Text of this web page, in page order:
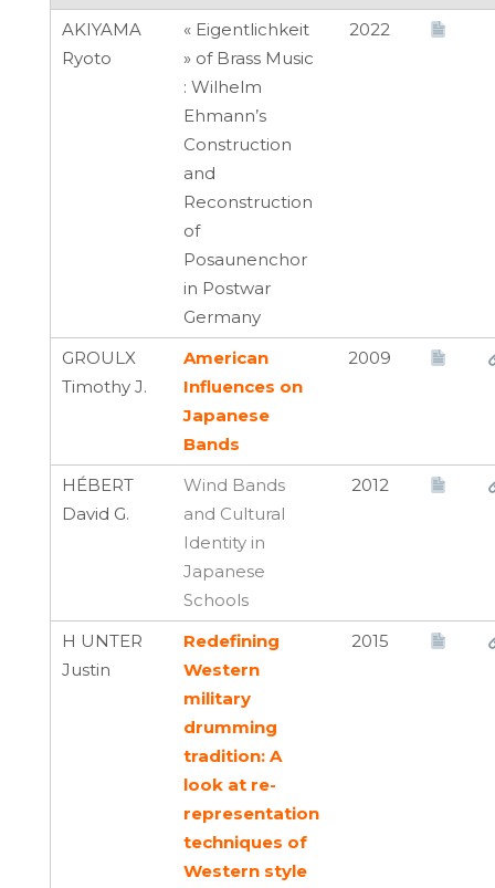
AKIYAMA
Ryoto
« Eigentlichkeit
» of Brass Music
: Wilhelm
Ehmann’s
Construction
and
Reconstruction
of
Posaunenchor
in Postwar
Germany
2022
GROULX
Timothy J.
American
Influences on
Japanese
Bands
2009
HÉBERT
David G.
Wind Bands
and Cultural
Identity in
Japanese
Schools
2012
H UNTER
Justin
Redefining
Western
military
drumming
tradition: A
look at re-
representation
techniques of
Western style
2015